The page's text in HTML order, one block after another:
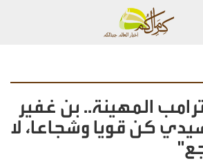
المهينة.. بن غفير
كن قويا وشجاعا، لا